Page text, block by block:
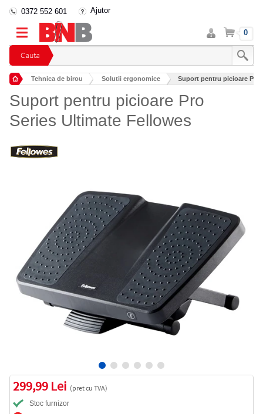
Cauta
0372 552 601 Ajutor
Intra
in
cont
Cos 0
Tehnica de birou Solutii ergonomice Suport pentru picioare Pro
Suport pentru picioare Pro
Series Ultimate Fellowes
299,99 Lei (pret cu TVA)
Stoc furnizor